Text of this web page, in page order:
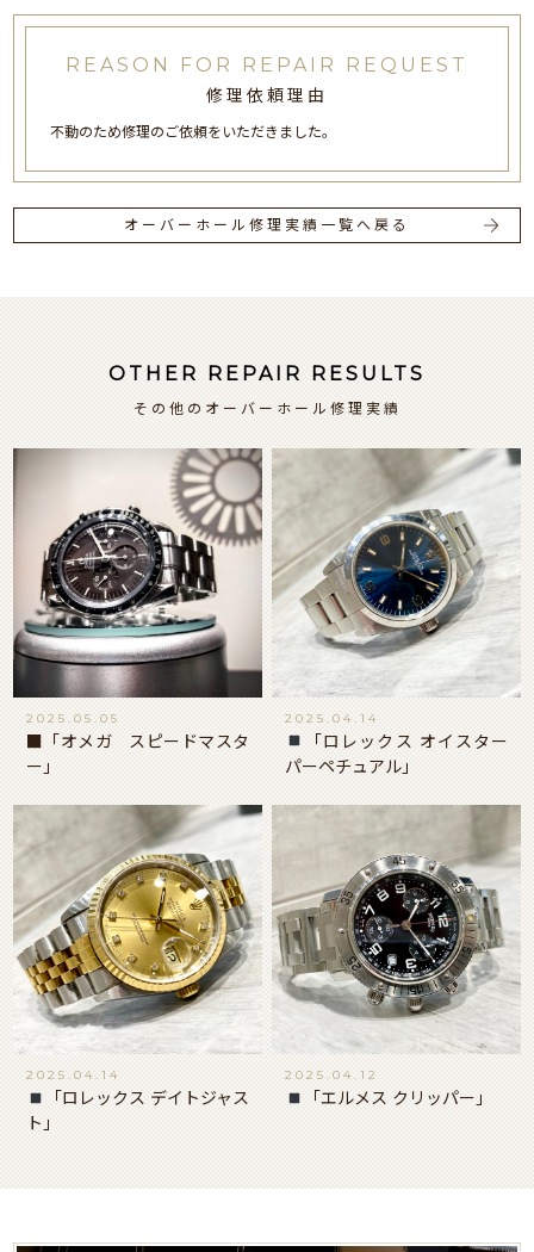
REASON FOR REPAIR REQUEST
修理依頼理由
不動のため修理のご依頼をいただきました。
オーバーホール修理実績一覧へ戻る
OTHER REPAIR RESULTS
その他のオーバーホール修理実績
2025.05.05
■「オメガ スピードマスタ
ー」
2025.04.14
「ロレックス オイスター
パーペチュアル」
2025.04.14
「ロレックス デイトジャス
ト」
2025.04.12
「エルメス クリッパー」